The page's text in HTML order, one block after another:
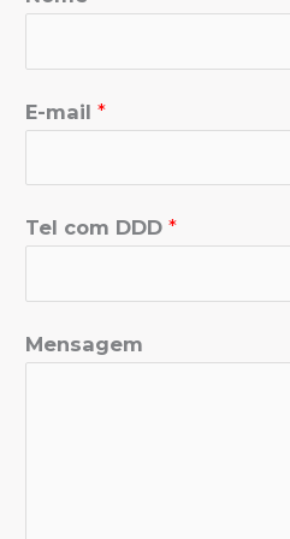
E-mail *
Tel com DDD *
Mensagem